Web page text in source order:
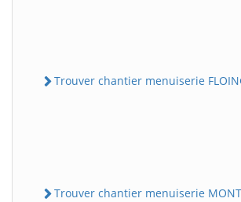
Trouver chantier menuiserie
Trouver chantier menuiserie